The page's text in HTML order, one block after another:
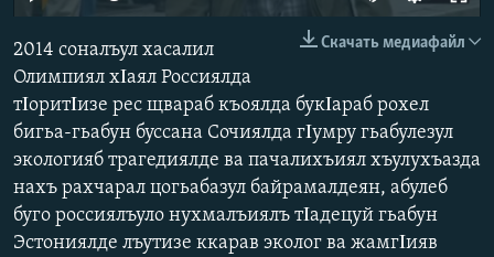
РАСПИСАНИЕ ВЕЩАНИЯ
ПОДПИШИТЕСЬ НА РАССЫЛКУ
СОЦИАЛЬНЫЕ СЕТИ
Скачать медиафайл
2014 соналъул хасалил
Олимпиял хΙаял Россиялда
тΙоритΙизе рес щвараб къоялда букΙараб рохел
бигьа-гьабун буссана Сочиялда гΙумру гьабулезул
экологияб трагедиялде ва пачалихъиял хъулухъазда
нахъ рахчарал цогьабазул байрамалдеян, абулеб
буго россиялъуло нухмалъиялъ тΙадецуй гьабун
Эстониялде лъутизе ккарав эколог ва жамгΙияв